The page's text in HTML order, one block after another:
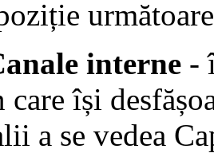
interne -
își
a se vedea